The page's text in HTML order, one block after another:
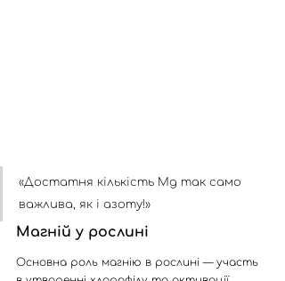
«Достатня кількість Mg так само
важлива, як і азоту!»
Магній у рослині
Основна роль магнію в рослині — участь